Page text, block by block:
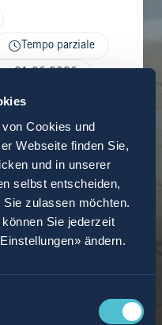
Cookies und
Webseite finden Sie,
und in unserer
selbst entscheiden,
zulassen möchten.
Sie jederzeit
ändern.
Tempo parziale